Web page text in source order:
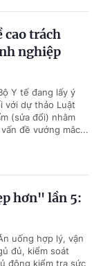
cao trách
nghiệp
Y tế đang lấy ý
với dự thảo Luật
(sửa đổi) nhằm
đề vướng mắc...
hơn" lần 5:
uống hợp lý, vận
đủ, kiểm soát
động kiểm tra sức